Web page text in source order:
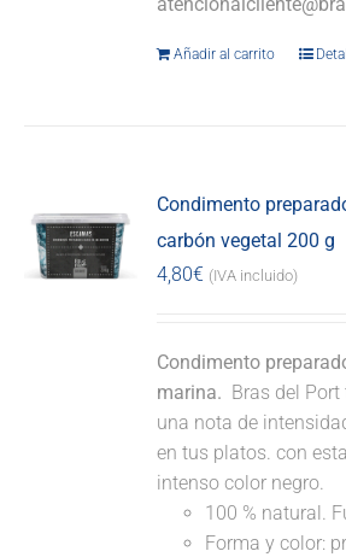
Añadir al carrito
Condimento
carbón vegetal 200 g
4,80€ (IVA incluido)
Condimento
marina. Bras del
una nota de
en tus platos. con
intenso color negro.
100 % natural.
Forma y color: